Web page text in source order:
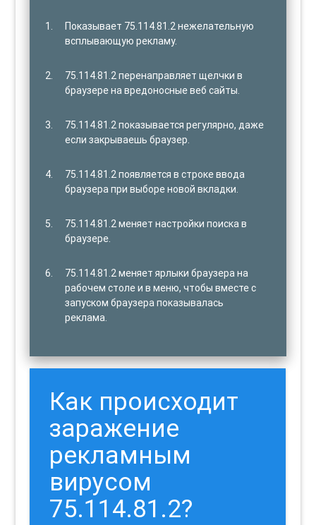
Показывает 75.114.81.2 нежелательную
всплывающую рекламу.
75.114.81.2 перенаправляет щелчки в
браузере на вредоносные веб сайты.
75.114.81.2 показывается регулярно, даже
если закрываешь браузер.
75.114.81.2 появляется в строке ввода
браузера при выборе новой вкладки.
75.114.81.2 меняет настройки поиска в
браузере.
75.114.81.2 меняет ярлыки браузера на
рабочем столе и в меню, чтобы вместе с
запуском браузера показывалась
реклама.
Как происходит
заражение
рекламным
вирусом
75.114.81.2?